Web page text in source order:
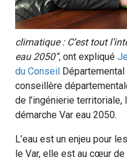
climatique : C’est tout
eau 2050”, ont expliqué
du Conseil
conseillère
de l’ingénierie
démarche Var eau 2050.
L’eau est un enjeu pour
le Var, elle est au cœur